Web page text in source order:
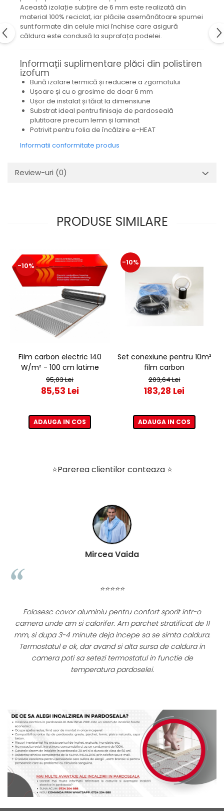
Această izolație subțire de 6 mm este realizată din
material 100% reciclat, iar plăcile asemănătoare spumei
sunt formate din celule mici închise care asigură
căldura este condusă la suprafața podelei.
Informații suplimentare plăci din polistiren
izofum
Bună izolare termică și reducere a zgomotului
Ușoare și cu o grosime de doar 6 mm
Ușor de instalat și tăiat la dimensiune
Substrat ideal pentru finisaje de pardoseală
plutitoare precum lemn și laminat
Potrivit pentru folia de încălzire e-HEAT
Informatii conformitate produs
Review-uri (0)
PRODUSE SIMILARE
-10%
Film carbon electric 140
W/m² - 100 cm latime
95,03 Lei
85,53 Lei
ADAUGA IN COS
-10%
Set conexiune pentru 10m²
film carbon
203,64 Lei
183,28 Lei
ADAUGA IN COS
⭐Parerea clientilor conteaza ⭐
Mircea Vaida
⭐⭐⭐⭐⭐
Folosesc covor aluminiu pentru confort sporit intr-o
camera unde am si calorifer. Am parchet stratificat de 11
mm, si dupa 3-4 minute deja incepe sa se simta caldura.
Termostatul e ok, dar avand si alta sursa de caldura in
camera poti sa setezi termostatul in functie de
temperatura pardoselei.